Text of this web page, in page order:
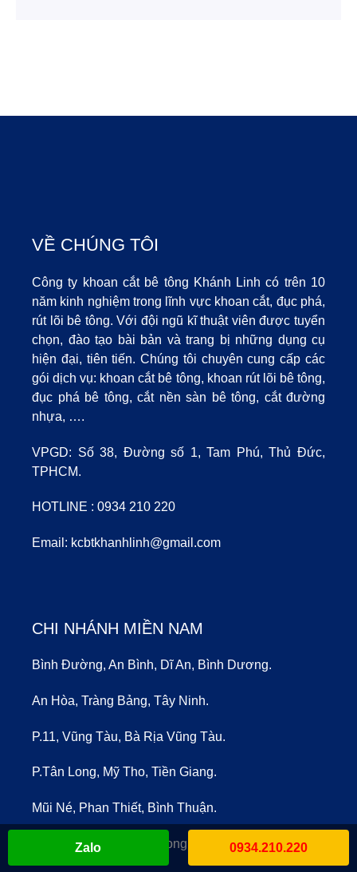
VỀ CHÚNG TÔI
Công ty khoan cắt bê tông Khánh Linh có trên 10
năm kinh nghiệm trong lĩnh vực khoan cắt, đục phá,
rút lõi bê tông. Với đội ngũ kĩ thuật viên được tuyển
chọn, đào tạo bài bản và trang bị những dụng cụ
hiện đại, tiên tiến. Chúng tôi chuyên cung cấp các
gói dịch vụ: khoan cắt bê tông, khoan rút lõi bê tông,
đục phá bê tông, cắt nền sàn bê tông, cắt đường
nhựa, ….
VPGD: Số 38, Đường số 1, Tam Phú, Thủ Đức,
TPHCM.
HOTLINE : 0934 210 220
Email: kcbtkhanhlinh@gmail.com
CHI NHÁNH MIỀN NAM
Bình Đường, An Bình, Dĩ An, Bình Dương.
An Hòa, Tràng Bảng, Tây Ninh.
P.11, Vũng Tàu, Bà Rịa Vũng Tàu.
P.Tân Long, Mỹ Tho, Tiền Giang.
Mũi Né, Phan Thiết, Bình Thuận.
P.Tân Khánh, Tân An, Long An.
Zalo 0934.210.220